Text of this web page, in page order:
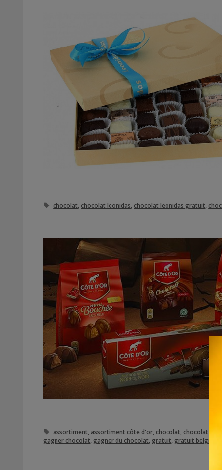
Étiquettes
chocolat, chocolat leonidas, chocolat leonidas gratuit,
Étiquettes
assortiment assortiment côte d'or chocolat chocolat côte
gagner chocolat gagner du chocolat gratuit gratuit belgique